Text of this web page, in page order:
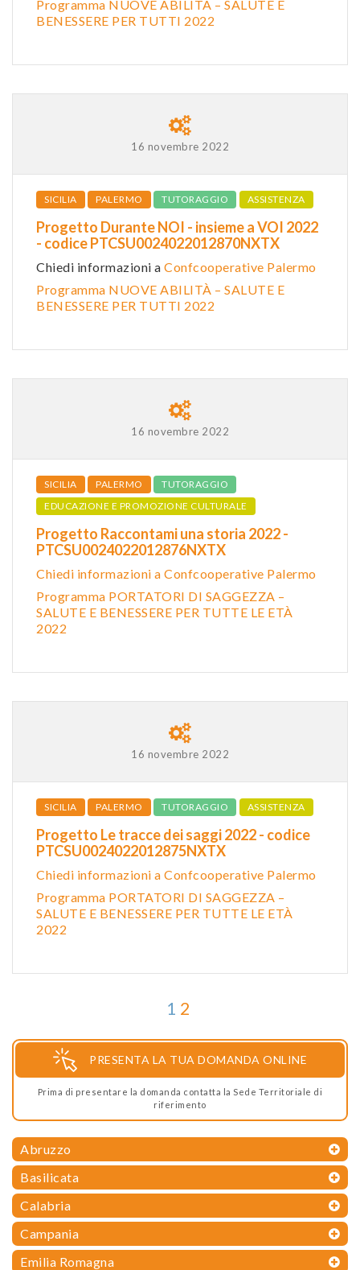
Programma NUOVE ABILITÀ – SALUTE E
BENESSERE PER TUTTI 2022
16 novembre 2022
SICILIA PALERMO TUTORAGGIO ASSISTENZA
Progetto Durante NOI - insieme a VOI 2022
- codice PTCSU0024022012870NXTX
Chiedi informazioni a Confcooperative Palermo
Programma NUOVE ABILITÀ – SALUTE E
BENESSERE PER TUTTI 2022
16 novembre 2022
SICILIA PALERMO
TUTORAGGIO
EDUCAZIONE E PROMOZIONE CULTURALE
Progetto Raccontami una storia 2022 -
PTCSU0024022012876NXTX
Chiedi informazioni a Confcooperative Palermo
Programma PORTATORI DI SAGGEZZA –
SALUTE E BENESSERE PER TUTTE LE ETÀ
2022
16 novembre 2022
SICILIA PALERMO TUTORAGGIO ASSISTENZA
Progetto Le tracce dei saggi 2022 - codice
PTCSU0024022012875NXTX
Chiedi informazioni a Confcooperative Palermo
Programma PORTATORI DI SAGGEZZA –
SALUTE E BENESSERE PER TUTTE LE ETÀ
2022
1 2
PRESENTA LA TUA DOMANDA ONLINE
Prima di presentare la domanda contatta la Sede Territoriale di
riferimento
Abruzzo
Basilicata
Calabria
Campania
Emilia Romagna